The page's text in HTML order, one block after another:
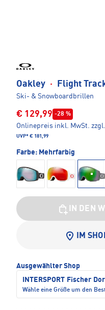
Oakley · Flight
Ski- & Snowboardbrillen
€ 129,99 -28 %
Onlinepreis inkl. MwSt. zzgl.
UVP* € 181,99
Farbe: Mehrfarbig
IN DEN
IM
Ausgewählter Shop
INTERSPORT Fischer
Wähle eine Größe um den